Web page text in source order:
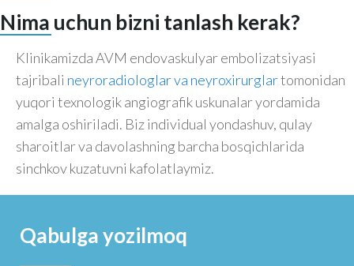
Nima uchun bizni tanlash kerak?
Klinikamizda AVM endovaskulyar embolizatsiyasi
tajribali neyroradiologlar va neyroxirurglartomonidan
yuqori texnologik angiografik uskunalar yordamida
amalga oshiriladi. Biz individual yondashuv, qulay
sharoitlar va davolashning barcha bosqichlarida
sinchkov kuzatuvni kafolatlaymiz.
Qabulga yozilmoq